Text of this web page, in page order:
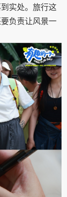
实处。旅行这
负责让风景一